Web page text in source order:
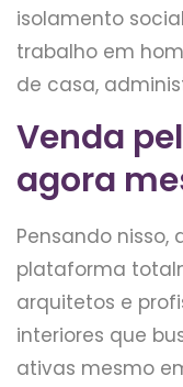
isolamento
trabalho em
de casa,
Venda
agora
Pensando nisso,
plataforma
arquitetos e
interiores que
ativas mesmo